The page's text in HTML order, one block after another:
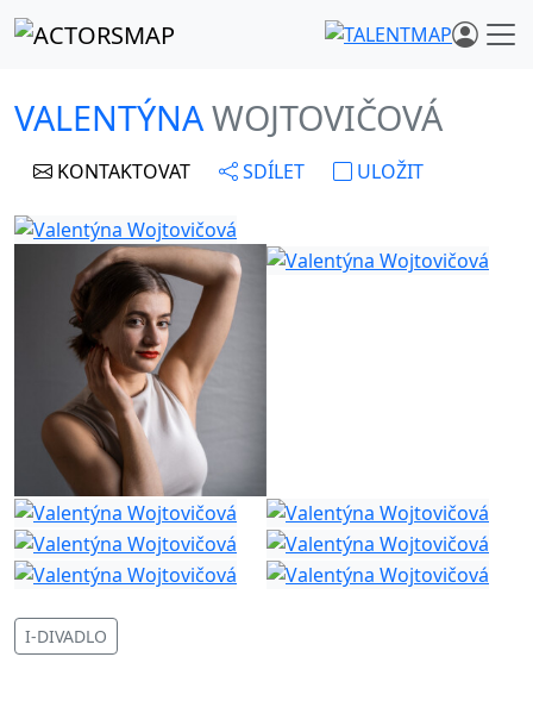
VALENTÝNAWOJTOVIČOVÁ
KONTAKTOVAT SDÍLET ULOŽIT
I-DIVADLO